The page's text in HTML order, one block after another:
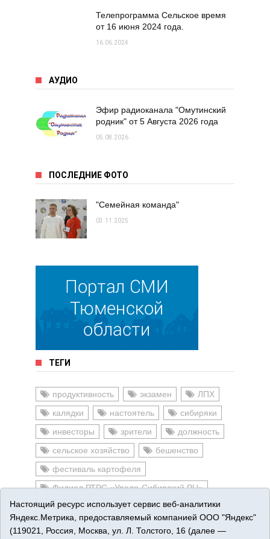
Телепрограмма Сельское время
от 16 июня 2024 года.
16.06.2024
АУДИО
Эфир радиоканала "Омутинский
родник" от 5 Августа 2026 года
05.08.2026
ПОСЛЕДНИЕ ФОТО
"Семейная команда"
03.11.2025
ТЕГИ
продуктивность экзамен
ЛПХ
калядки
настоятель
сибиряки
инвесторы
зрители
должность
сельское хозяйство
бешенство
фестиваль картофеля
Филиал РТРС «Урало-Сибирский РЦ»
Центр "Воин"
немецкий язык
Настоящий ресурс использует сервис веб-аналитики
Яндекс.Метрика, предоставляемый компанией ООО "Яндекс"
(119021, Россия, Москва, ул. Л. Толстого, 16 (далее —